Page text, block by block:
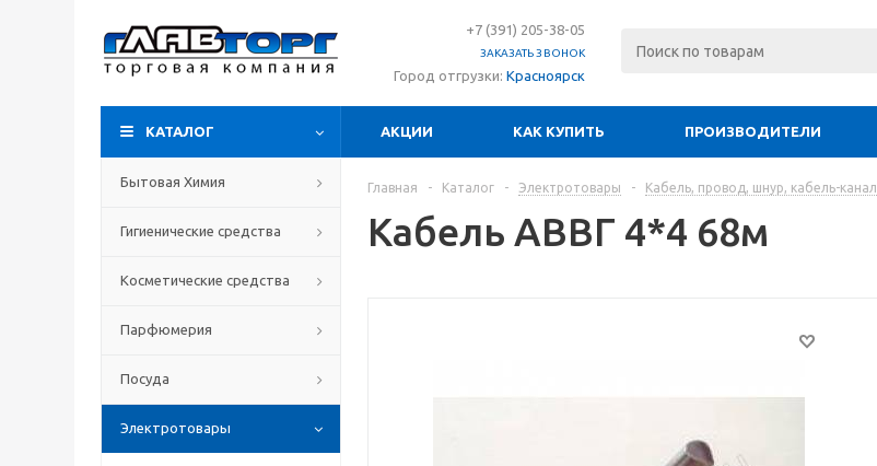
+7 (391) 205-38-05
ЗАКАЗАТЬ ЗВОНОК
Город отгрузки: Красноярск
КАТАЛОГ АКЦИИ КАК КУПИТЬ ПРОИЗВОДИТЕЛИ
Бытовая Химия
Гигиенические средства
Косметические средства
Парфюмерия
Посуда
Электротовары
Главная - Каталог - Электротовары - Кабель, провод, шнур, кабель-канал
Кабель АВВГ 4*4 68м